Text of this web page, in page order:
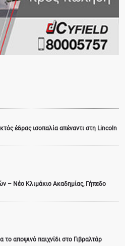
έδρας ισοπαλία απέναντι στη Lincoln
– Νέο Κλιμάκιο Ακαδημίας, Γήπεδο
το αποψινό παιχνίδι στο Γιβραλτάρ